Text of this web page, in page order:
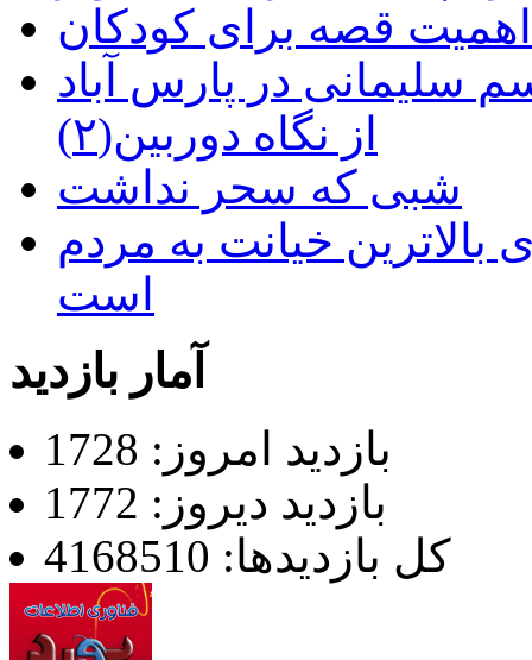
سلیمانی در پارس آباد
از نگاه دوربین(۲)
شبی که سحر نداشت
خیانت به مردم
است
آمار بازدید
بازدید امروز: 1728
بازدید دیروز: 1772
کل بازدیدها: 4168510